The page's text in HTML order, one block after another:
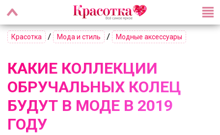
Красотка / Мода и стиль / Модные аксессуары
КАКИЕ КОЛЛЕКЦИИ
ОБРУЧАЛЬНЫХ КОЛЕЦ
БУДУТ В МОДЕ В 2019
ГОДУ